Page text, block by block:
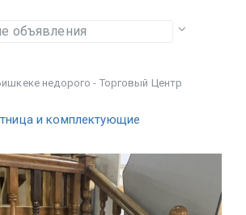
недорого - Торговый Центр
и комплектующие